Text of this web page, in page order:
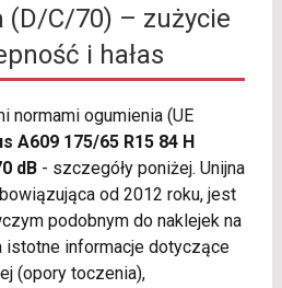
(D/C/70) – zużycie
i hałas
normami ogumienia (UE
A609 175/65 R15 84 H
dB- szczegóły poniżej. Unijna
od 2012 roku, jest
podobnym do naklejek na
istotne informacje dotyczące
(opory toczenia),